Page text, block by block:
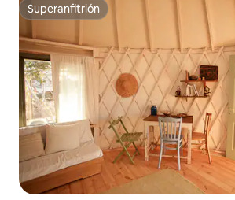
Superanfitrión
Superanfitrión